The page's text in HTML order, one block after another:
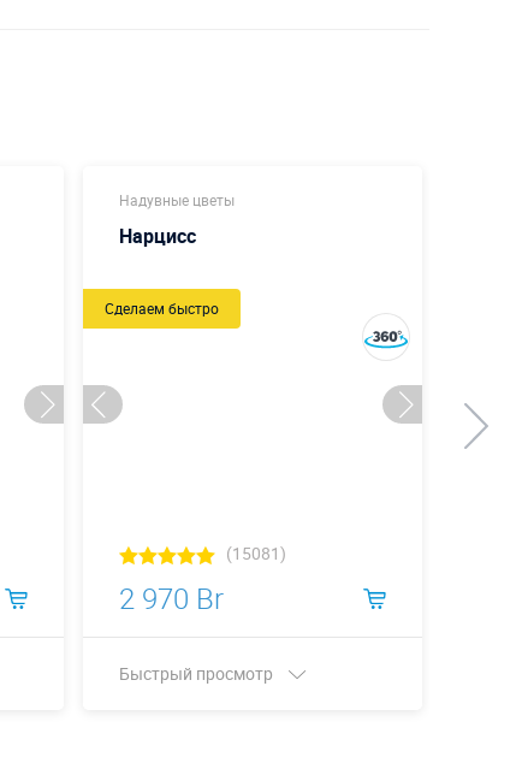
Надувные цветы
Нарцисс
Сделаем быстро
(15081)
2 970 Br
Быстрый просмотр